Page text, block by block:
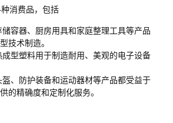
消费品，包括
储容器、厨房用具和家庭整理工具等产品
技术制造。
成型塑料用于制造耐用、美观的电子设备
盔、防护装备和运动器材等产品都受益于
的精确度和定制化服务。